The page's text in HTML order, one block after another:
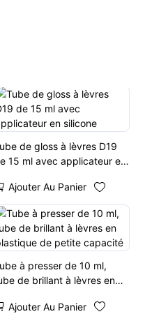
de gloss à lèvres D19
15 ml avec applicateur en
Ajouter Au Panier
à presser de 10 ml,
de brillant à lèvres en
Ajouter Au Panier